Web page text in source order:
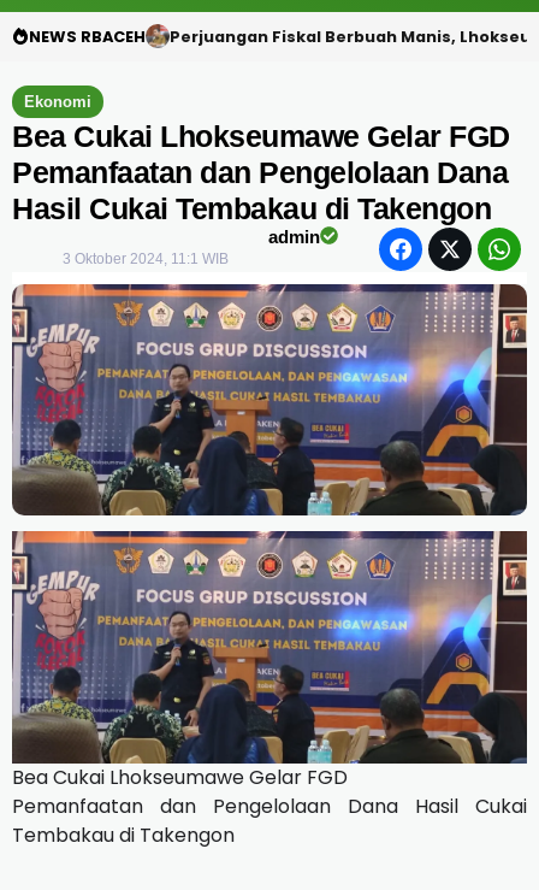
NEWS RBACEH Gagal Pecah Kebuntuan, SDN 3 Banda
Ekonomi
Bea Cukai Lhokseumawe Gelar FGD
Pemanfaatan dan Pengelolaan Dana
Hasil Cukai Tembakau di Takengon
admin
3 Oktober 2024, 11:1 WIB
Bea Cukai Lhokseumawe Gelar FGD
Pemanfaatan dan Pengelolaan Dana Hasil Cukai
Tembakau di Takengon